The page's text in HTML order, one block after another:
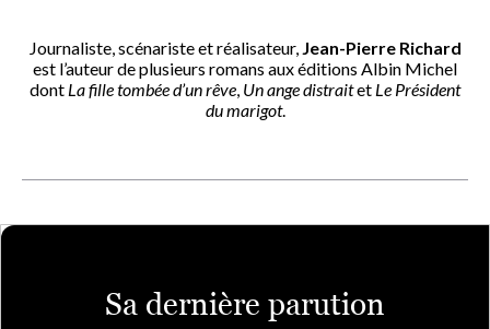
Journaliste, scénariste et réalisateur, Jean-Pierre Richard
est l’auteur de plusieurs romans aux éditions Albin Michel
dont La fille tombée d’un rêve Un ange distraitet Le Président
du marigot.
Sa dernière parution